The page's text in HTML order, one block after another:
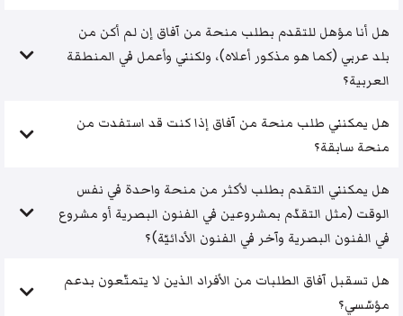
هل أنا مؤهل للتقدم بطلب منحة من آفاق إن لم أكن من
بلد عربي (كما هو مذكور أعلاه)، ولكنني وأعمل في المنطقة
العربية؟
هل يمكنني طلب منحة من آفاق إذا كنت قد استفدت من
منحة سابقة؟
هل يمكنني التقدم بطلب لأكثر من منحة واحدة في نفس
الوقت (مثل التقدّم بمشروعين في الفنون البصرية أو مشروع
في الفنون البصرية وآخر في الفنون الأدائيّة)؟
هل تسقبل آفاق الطلبات من الأفراد الذين لا يتمتّعون بدعم
مؤسّسي؟